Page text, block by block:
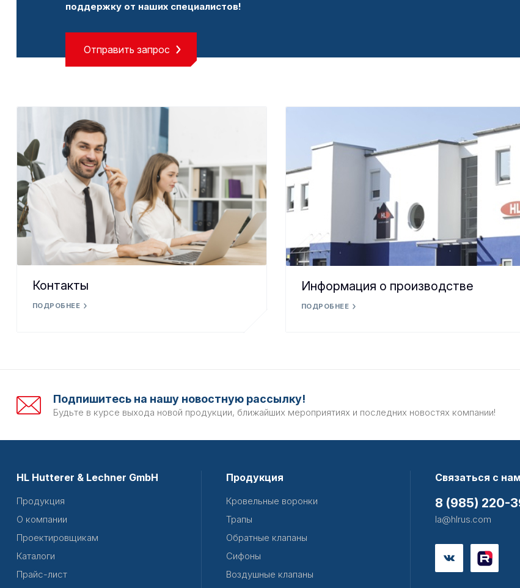
поддержку от наших специалистов!
Отправить запрос
Контакты
ПОДРОБНЕЕ
Информация о производстве
ПОДРОБНЕЕ
Подпишитесь на нашу новостную рассылку!
Будьте в курсе выхода новой продукции, ближайших мероприятиях и последних новостях компании!
HL Hutterer & Lechner GmbH
Продукция
О компании
Проектировщикам
Каталоги
Прайс-лист
Продукция
Кровельные воронки
Трапы
Обратные клапаны
Сифоны
Воздушные клапаны
Связаться с
8 (985) 220-
la@hlrus.com